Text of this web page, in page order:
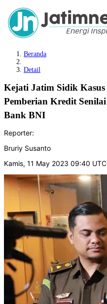
Beranda
Detail
Kejati Jatim Sidik
Pemberian Kredit
Bank BNI
Reporter:
Bruriy Susanto
Kamis, 11 May 2023 09:40 UTC